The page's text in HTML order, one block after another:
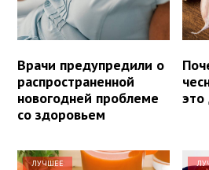
Врачи предупредили о
распространенной
новогодней проблеме
со здоровьем
это
ЛУЧШЕЕ